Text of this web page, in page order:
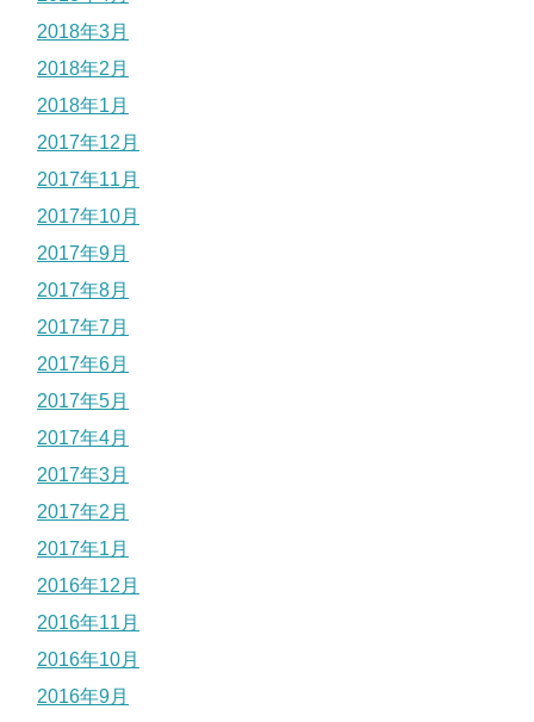
2018年3月
2018年2月
2018年1月
2017年12月
2017年11月
2017年10月
2017年9月
2017年8月
2017年7月
2017年6月
2017年5月
2017年4月
2017年3月
2017年2月
2017年1月
2016年12月
2016年11月
2016年10月
2016年9月